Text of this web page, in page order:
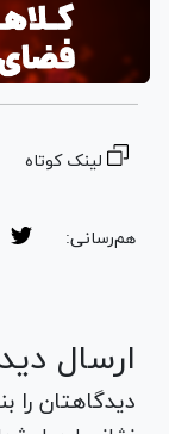
لینک کوتاه
هم‌رسانی:
ارسال
دیدگاهتان را